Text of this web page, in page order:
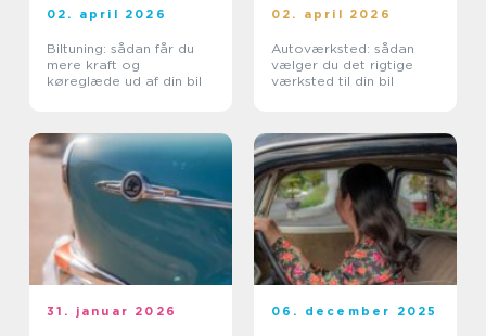
02. april 2026
Biltuning: sådan får du
mere kraft og
køreglæde ud af din bil
02. april 2026
Autoværksted: sådan
vælger du det rigtige
værksted til din bil
31. januar 2026 06. december 2025